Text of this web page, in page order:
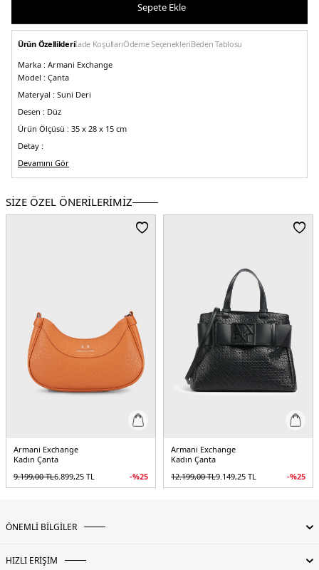
Sepete Ekle
Ürün Özellikleriİade KoşullarıÖdeme SeçenekleriBeden Tablosu
Marka : Armani Exchange
Model : Çanta
Materyal : Suni Deri
Desen : Düz
Ürün Ölçüsü : 35 x 28 x 15 cm
Detay :
-Minimalist logo detay
-Logolu çıkarılabilir omuz askısı (Uzunluk : 100 cm)
Üretim Yeri :Çin
Devamını Gör
SİZE ÖZEL ÖNERİLERİMİZ
Armani Exchange
Kadın Çanta
9.199,00TL6.899,25 TL -%25
Armani Exchange
Kadın Çanta
12.199,00TL9.149,25 TL -%25
ÖNEMLİ BİLGİLER
HIZLI ERİŞİM